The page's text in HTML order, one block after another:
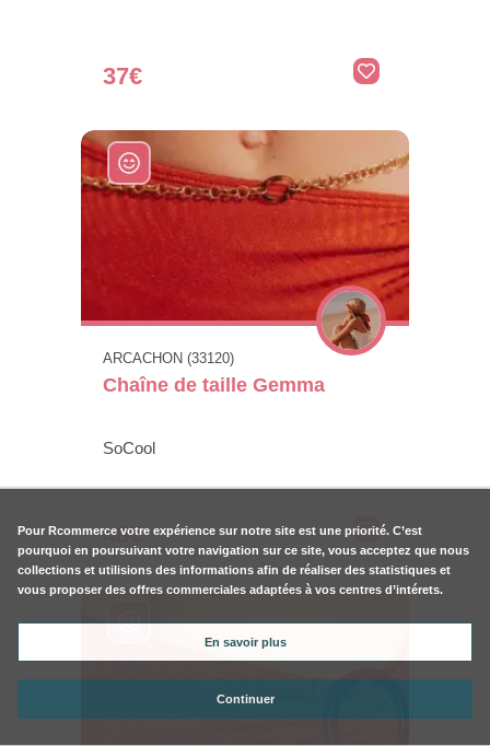
37€
ARCACHON (33120)
Chaîne de taille Gemma
SoCool
48€
Pour Rcommerce votre expérience sur notre site est une priorité. C’est
pourquoi en poursuivant votre navigation sur ce site, vous acceptez que nous
collections et utilisions des informations afin de réaliser des statistiques et
vous proposer des offres commerciales adaptées à vos centres d’intérets.
En savoir plus
Continuer